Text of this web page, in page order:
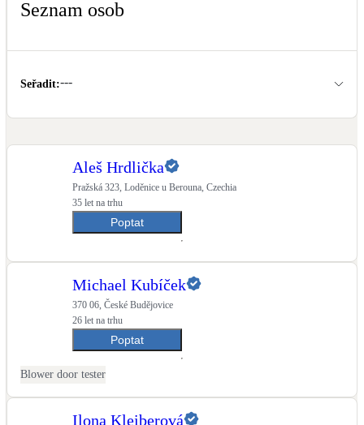
Kotle
Novostavby
Stínicí technika
Žaluzie, markýzy, pergoly
Rekuperace tepla odpadní vody
Šedá i černá odpadní voda
Kamna / krby
Doplňkové zdroje vytápění
Seznam osob
Seřadit:---
Aleš Hrdlička
Pražská 323, Loděnice u Berouna, Czechia
35 let na trhu
Poptat
Michael Kubíček
370 06, České Budějovice
26 let na trhu
Poptat
Blower door tester
Ilona Kleiberová